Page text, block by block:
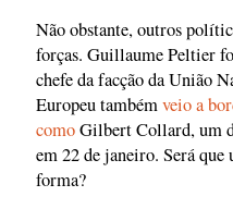
Não obstante, outros
forças. Guillaume Peltier
chefe da facção da União
Europeu tambémveio a
comoGilbert Collard, um
em 22 de janeiro. Será que
forma?